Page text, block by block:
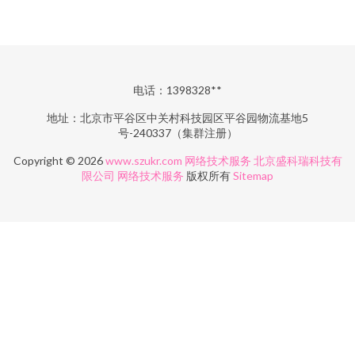
电话：1398328**
地址：北京市平谷区中关村科技园区平谷园物流基地5
号-240337（集群注册）
Copyright © 2026www.szukr.com 网络技术服务 北京盛科瑞科技有
限公司 网络技术服务 版权所有Sitemap